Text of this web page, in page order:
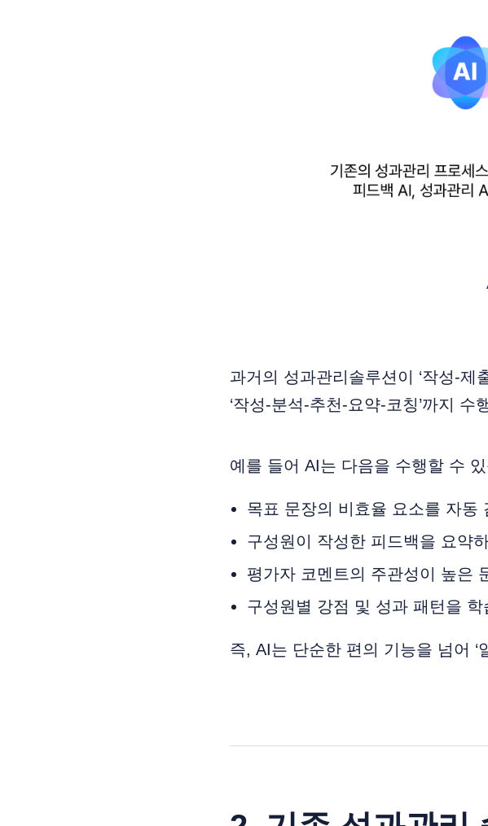
과거의 성과관리솔루션이 ‘작성-제
‘작성-분석-추천-요약-코칭’까지
예를 들어 AI는 다음을 수행할 수
목표 문장의 비효율 요소를 자동
구성원이 작성한 피드백을 요약
평가자 코멘트의 주관성이 높은
구성원별 강점 및 성과 패턴을
즉, AI는 단순한 편의 기능을 넘어 ‘